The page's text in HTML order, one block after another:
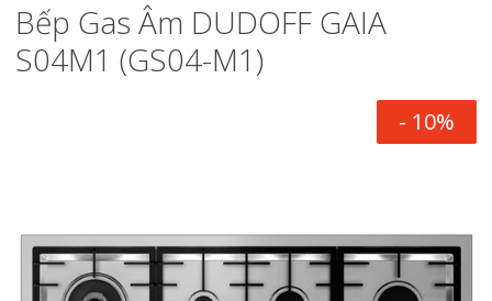
Bếp Gas Âm DUDOFF GAIA
S04M1 (GS04-M1)
- 10%